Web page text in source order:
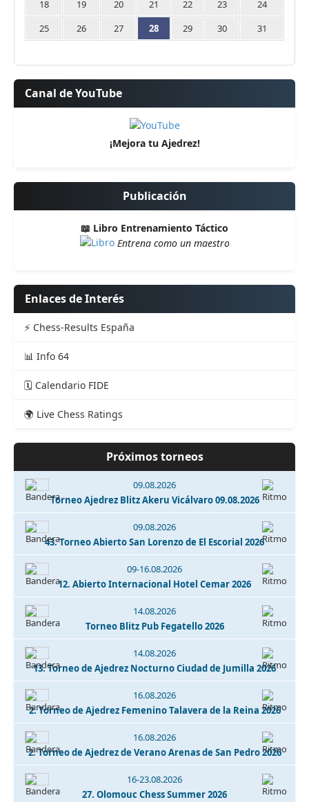
18
19 20 21 22 23
24
25
26 27 28 29 30 31
Canal de YouTube
¡Mejora tu Ajedrez!
Publicación
📖 Libro Entrenamiento Táctico
Entrena como un maestro
Enlaces de Interés
⚡ Chess-Results España
📊 Info 64
🗓️ Calendario FIDE
🌍 Live Chess Ratings
Próximos torneos
09.08.2026
Torneo Ajedrez Blitz Akeru Vicálvaro 09.08.2026
09.08.2026
43. Torneo Abierto San Lorenzo de El Escorial 2026
09-16.08.2026
12. Abierto Internacional Hotel Cemar 2026
14.08.2026
Torneo Blitz Pub Fegatello 2026
14.08.2026
13. Torneo de Ajedrez Nocturno Ciudad de Jumilla 2026
16.08.2026
2. Torneo de Ajedrez Femenino Talavera de la Reina 2026
16.08.2026
2. Torneo de Ajedrez de Verano Arenas de San Pedro 2026
16-23.08.2026
27. Olomouc Chess Summer 2026